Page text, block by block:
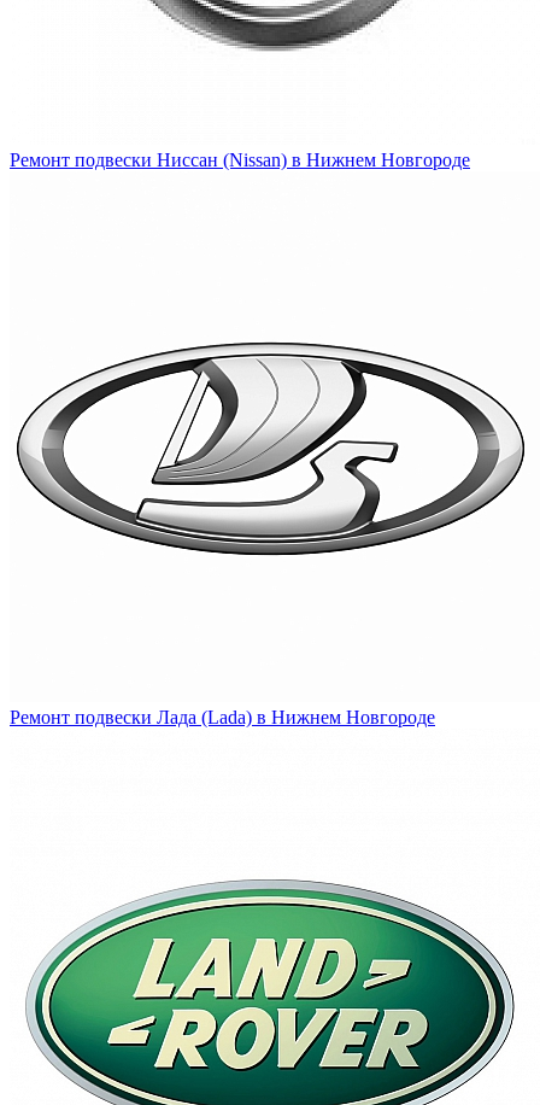
Ремонт подвески Ниссан (Nissan) в Нижнем Новгороде
Ремонт подвески Лада (Lada) в Нижнем Новгороде